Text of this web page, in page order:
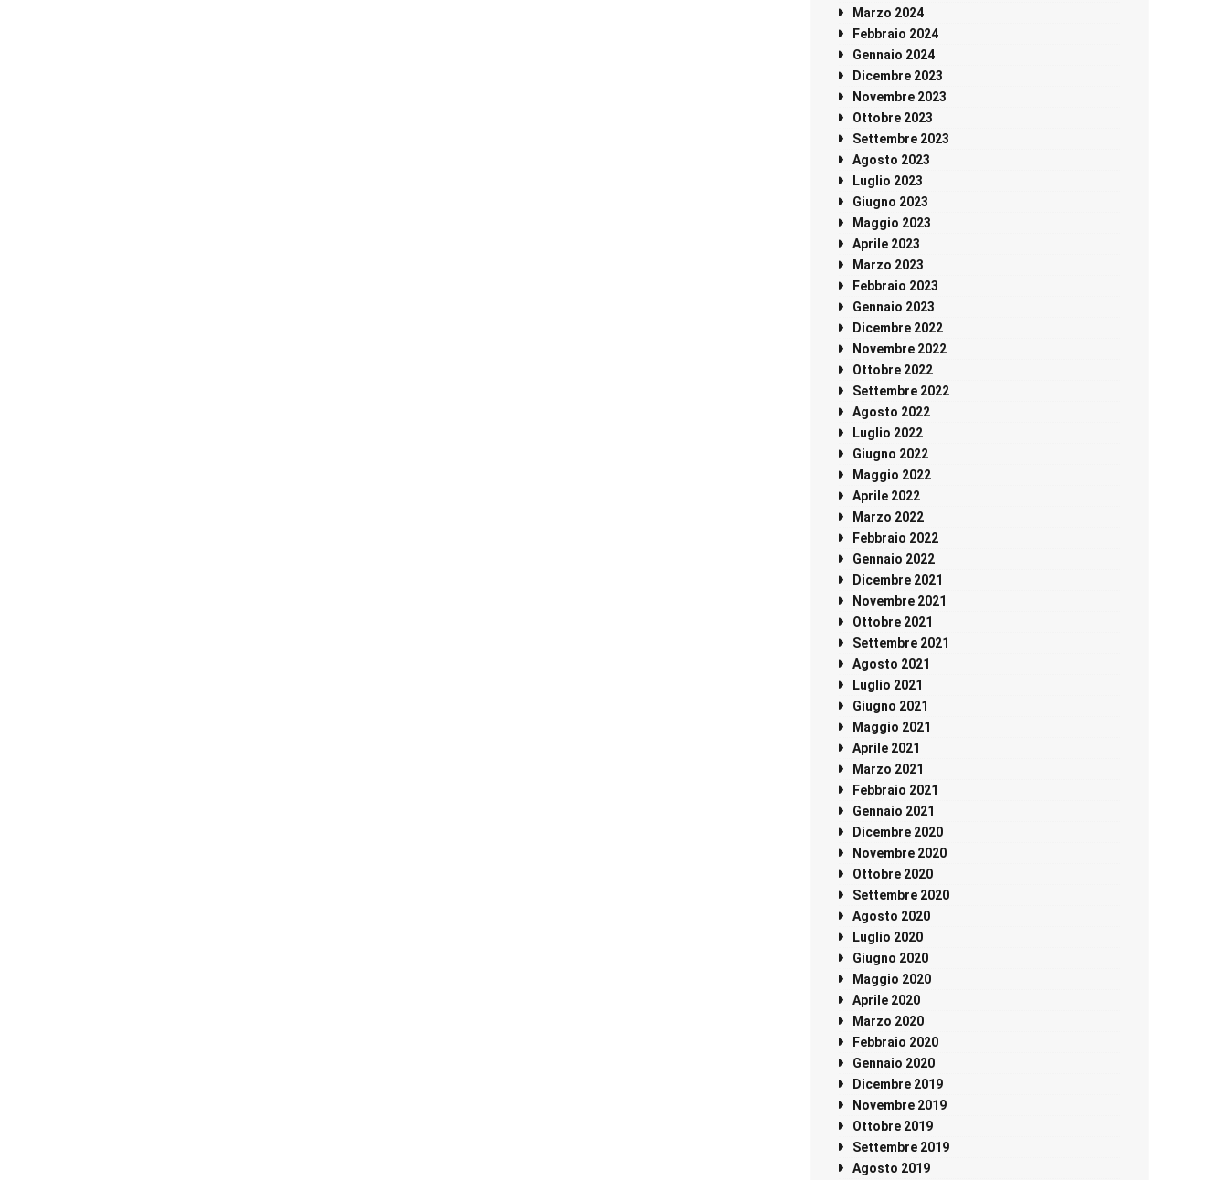
Marzo 2024
Febbraio 2024
Gennaio 2024
Dicembre 2023
Novembre 2023
Ottobre 2023
Settembre 2023
Agosto 2023
Luglio 2023
Giugno 2023
Maggio 2023
Aprile 2023
Marzo 2023
Febbraio 2023
Gennaio 2023
Dicembre 2022
Novembre 2022
Ottobre 2022
Settembre 2022
Agosto 2022
Luglio 2022
Giugno 2022
Maggio 2022
Aprile 2022
Marzo 2022
Febbraio 2022
Gennaio 2022
Dicembre 2021
Novembre 2021
Ottobre 2021
Settembre 2021
Agosto 2021
Luglio 2021
Giugno 2021
Maggio 2021
Aprile 2021
Marzo 2021
Febbraio 2021
Gennaio 2021
Dicembre 2020
Novembre 2020
Ottobre 2020
Settembre 2020
Agosto 2020
Luglio 2020
Giugno 2020
Maggio 2020
Aprile 2020
Marzo 2020
Febbraio 2020
Gennaio 2020
Dicembre 2019
Novembre 2019
Ottobre 2019
Settembre 2019
Agosto 2019